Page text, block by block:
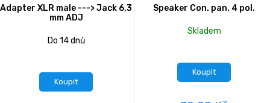
Adapter XLR male ---> Jack 6,3
mm ADJ
Do 14 dnů
Koupit
Speaker Con. pan. 4 pol.
Skladem
Koupit